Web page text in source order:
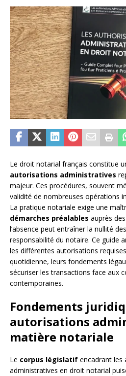
Le droit notarial français constitue
autorisations administratives
majeur. Ces procédures, souvent
validité de nombreuses opérations
La pratique notariale exige une
démarches préalables auprès
l’absence peut entraîner la nullité
responsabilité du notaire. Ce guide
les différentes autorisations
quotidienne, leurs fondements
sécuriser les transactions face aux
contemporaines.
Fondements
autorisations
matière notariale
Le corpus législatif encadrant les
administratives en droit notarial